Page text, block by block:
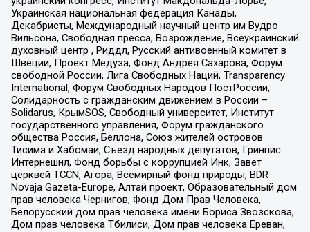
Украинская национальная федерация Канады,
Декабристы, Международный научный центр им Вудро
Вильсона, Свободная пресса, Возрождение, Всеукраинский
духовный центр , Риддл, Русский антивоенный комитет в
Швеции, Проект Медуза, Фонд Андрея Сахарова, Форум
свободной России, Лига Свободных Наций, Transparеncy
International, Форум Свободных Народов ПостРоссии,
Солидарность с гражданским движением в России –
Solidarus, КрымSOS, Свободный университет, Институт
государственного управления, Форум гражданского
общества Россия, Беллона, Союз жителей островов
Тисима и Хабомаи, Съезд народных депутатов, Гринпис
Интернешнл, Фонд борьбы с коррупцией Инк, Завет
церквей TCCN, Агора, Всемирный фонд природы, BDR
Novaja Gazeta-Europe, Алтай проект, Образовательный дом
прав человека Чернигов, Фонд Дом Прав Человека,
Белорусский дом прав человека имени Бориса Звозскова,
Дом прав человека Тбилиси, Дом прав человека Ереван,